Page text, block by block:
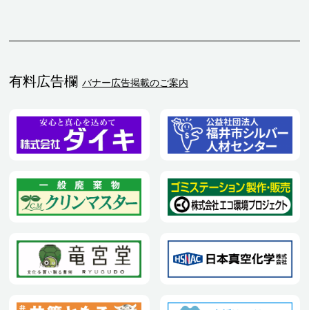
有料広告欄 バナー広告掲載のご案内